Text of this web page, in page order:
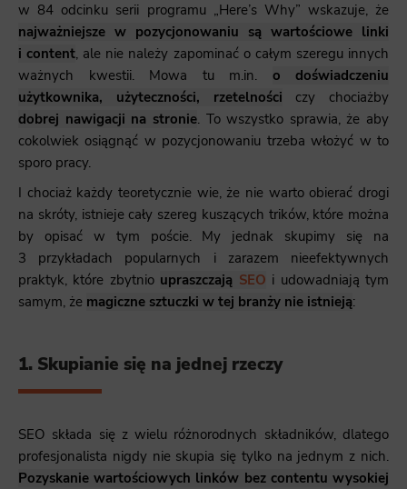
w 84 odcinku serii programu „Here’s Why” wskazuje, że
najważniejsze w pozycjonowaniu są wartościowe linki
i content, ale nie należy zapominać o całym szeregu innych
ważnych kwestii. Mowa tu m.in. o doświadczeniu
użytkownika, użyteczności, rzetelności czy chociażby
dobrej nawigacji na stronie. To wszystko sprawia, że aby
cokolwiek osiągnąć w pozycjonowaniu trzeba włożyć w to
sporo pracy.
I chociaż każdy teoretycznie wie, że nie warto obierać drogi
na skróty, istnieje cały szereg kuszących trików, które można
by opisać w tym poście. My jednak skupimy się na
3 przykładach popularnych i zarazem nieefektywnych
praktyk, które zbytnio upraszczają SEO i udowadniają tym
samym, że magiczne sztuczki w tej branży nie istnieją:
1. Skupianie się na jednej rzeczy
SEO składa się z wielu różnorodnych składników, dlatego
profesjonalista nigdy nie skupia się tylko na jednym z nich.
Pozyskanie wartościowych linków bez contentu wysokiej